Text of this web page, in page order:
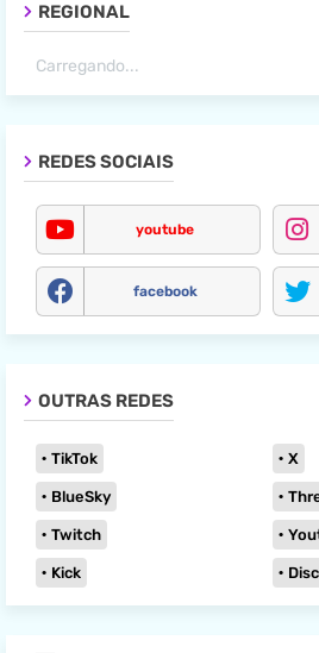
REGIONAL
Carregando...
REDES SOCIAIS
youtube
facebook
OUTRAS REDES
TikTok X
BlueSky
Twitch
Kick